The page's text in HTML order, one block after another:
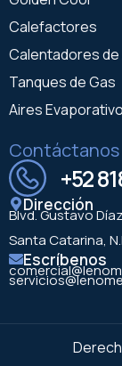
Calefactores
Calentadores de
Tanques de Gas
Aires
Contáctanos
+52
Dirección
Blvd. Gustavo
Santa Catarina,
Escríbenos